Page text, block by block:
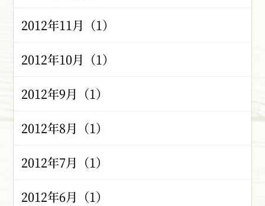
2012年11月（1）
2012年10月（1）
2012年9月（1）
2012年8月（1）
2012年7月（1）
2012年6月（1）